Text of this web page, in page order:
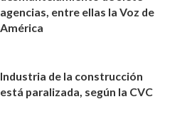
agencias, entre ellas la Voz de
América
Industria de la construcción
está paralizada, según la CVC